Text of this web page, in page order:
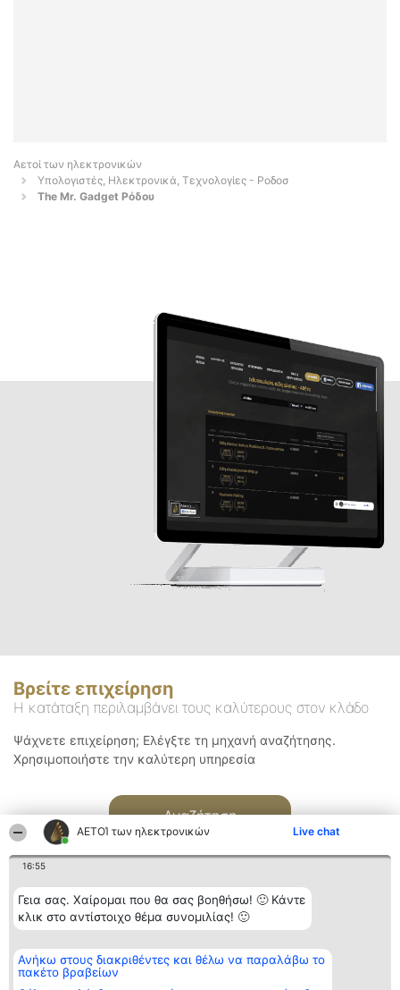
ΑΕΤΟΊ των ηλεκτρονικών Live chat
16:55
Γεια σας. Χαίρομαι που θα σας βοηθήσω! 🙂 Κάντε
κλικ στο αντίστοιχο θέμα συνομιλίας! 🙂
Ανήκω στους διακριθέντες και θέλω να παραλάβω το
πακέτο βραβείων
Αετοί των ηλεκτρονικών
Υπολογιστές, Ηλεκτρονικά, Τεχνολογίες - Ροδοσ
The Mr. Gadget Ρόδου
Βρείτε επιχείρηση
Η κατάταξη περιλαμβάνει τους καλύτερους στον κλάδο
Ψάχνετε επιχείρηση; Ελέγξτε τη μηχανή αναζήτησης.
Χρησιμοποιήστε την καλύτερη υπηρεσία
Αναζήτηση
Διοργανωτής της
κατάταξης
BEAUTIFUL COMPANY
Κατάταξη
Διακριθέντες
των
Επικοινωνία
Επικοινωνία